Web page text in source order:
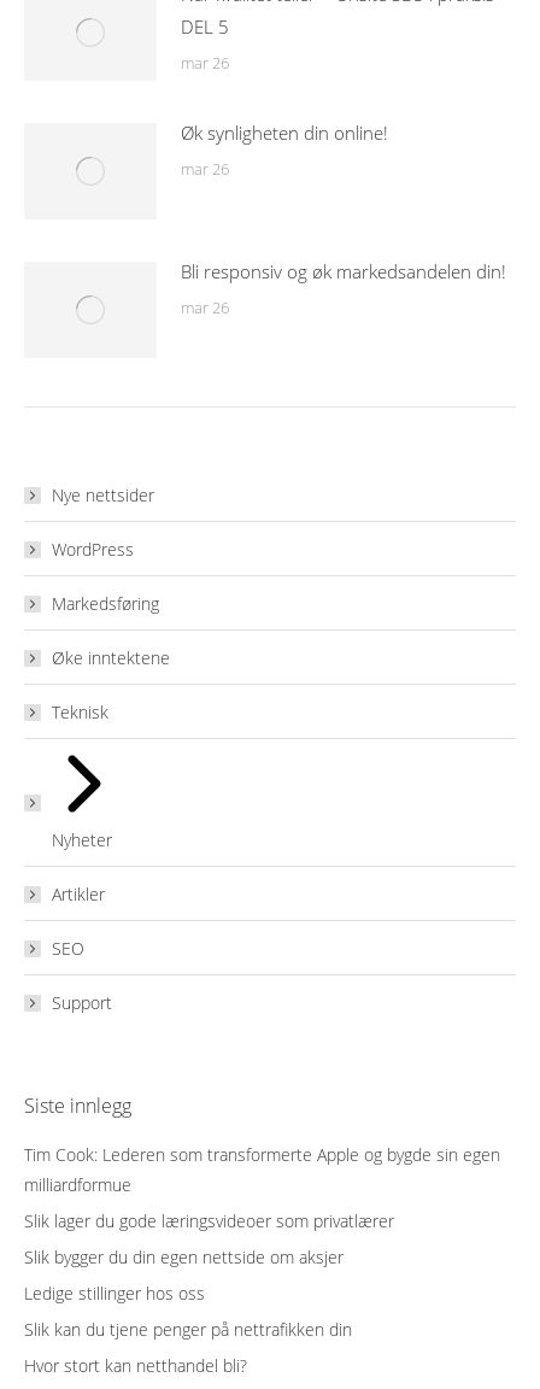
DEL 5
mar 26
Øk synligheten din online!
mar 26
Bli responsiv og øk markedsandelen din!
mar 26
Nye nettsider
WordPress
Markedsføring
Øke inntektene
Teknisk
Nyheter
Artikler
SEO
Support
Siste innlegg
Tim Cook: Lederen som transformerte Apple og bygde sin egen
milliardformue
Slik lager du gode læringsvideoer som privatlærer
Slik bygger du din egen nettside om aksjer
Ledige stillinger hos oss
Slik kan du tjene penger på nettrafikken din
Hvor stort kan netthandel bli?